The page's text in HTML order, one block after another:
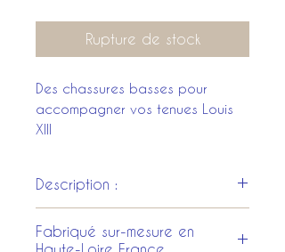
Rupture de stock
Des chassures basses pour
accompagner vos tenues Louis
XIII
Description :
naturel, ciré noir, talons cousus
Fabriqué sur-mesure en